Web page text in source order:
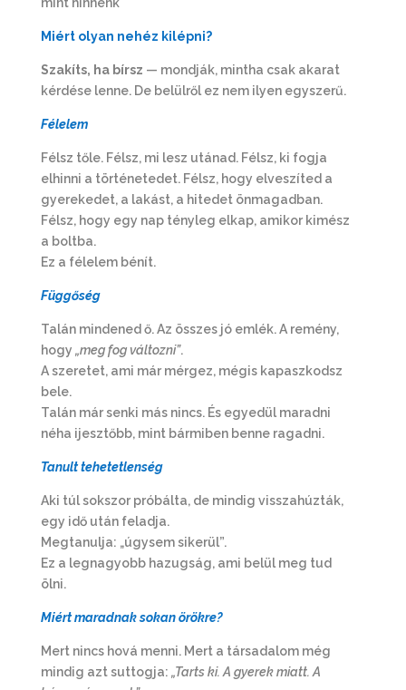
Miért olyan nehéz kilépni?
Szakíts, ha bírsz — mondják, mintha csak akarat
kérdése lenne. De belülről ez nem ilyen egyszerű.
Félelem
Félsz tőle. Félsz, mi lesz utánad. Félsz, ki fogja
elhinni a történetedet. Félsz, hogy elveszíted a
gyerekedet, a lakást, a hitedet önmagadban.
Félsz, hogy egy nap tényleg elkap, amikor kimész
a boltba.
Ez a félelem bénít.
Függőség
Talán mindened ő. Az összes jó emlék. A remény,
hogy „meg fog változni”.
A szeretet, ami már mérgez, mégis kapaszkodsz
bele.
Talán már senki más nincs. És egyedül maradni
néha ijesztőbb, mint bármiben benne ragadni.
Tanult tehetetlenség
Aki túl sokszor próbálta, de mindig visszahúzták,
egy idő után feladja.
Megtanulja: „úgysem sikerül”.
Ez a legnagyobb hazugság, ami belül meg tud
ölni.
Miért maradnak sokan örökre?
Mert nincs hová menni. Mert a társadalom még
mindig azt suttogja: „Tarts ki. A gyerek miatt. A